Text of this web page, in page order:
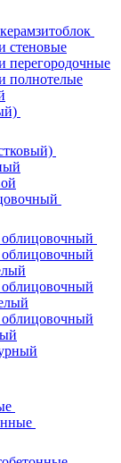
стеновые
перегородочные
полнотелые